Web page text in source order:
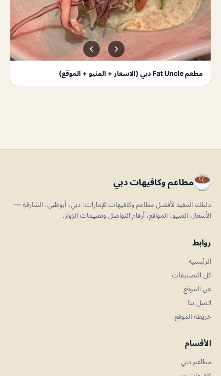
مطعم Fat Uncle دبي (الاسعار + المنيو + الموقع)
مطاعم وكافيهات دبي
دليلك المفيد لأفضل مطاعم وكافيهات الإمارات: دبي، أبوظبي، الشارقة —
الأسعار، المنيو، المواقع، أرقام التواصل وتقييمات الزوار.
روابط
الرئيسية
كل التصنيفات
عن الموقع
اتصل بنا
خريطة الموقع
الأقسام
مطاعم دبي